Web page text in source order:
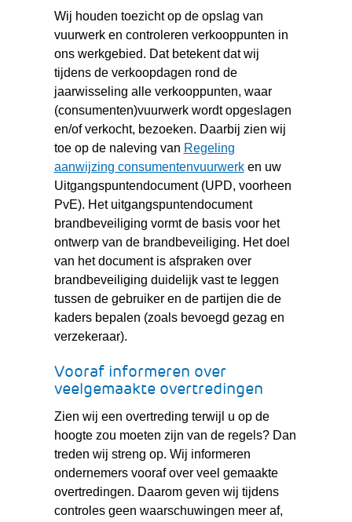
Wij houden toezicht op de opslag van
vuurwerk en controleren verkooppunten in
ons werkgebied. Dat betekent dat wij
tijdens de verkoopdagen rond de
jaarwisseling alle verkooppunten, waar
(consumenten)vuurwerk wordt opgeslagen
en/of verkocht, bezoeken. Daarbij zien wij
toe op de naleving van Regeling
aanwijzing consumentenvuurwerk(verwijst
naar
een
andere
website)
en uw
Uitgangspuntendocument (UPD, voorheen
PvE). Het uitgangspuntendocument
brandbeveiliging vormt de basis voor het
ontwerp van de brandbeveiliging. Het doel
van het document is afspraken over
brandbeveiliging duidelijk vast te leggen
tussen de gebruiker en de partijen die de
kaders bepalen (zoals bevoegd gezag en
verzekeraar).
Vooraf informeren over
veelgemaakte overtredingen
Zien wij een overtreding terwijl u op de
hoogte zou moeten zijn van de regels? Dan
treden wij streng op. Wij informeren
ondernemers vooraf over veel gemaakte
overtredingen. Daarom geven wij tijdens
controles geen waarschuwingen meer af,